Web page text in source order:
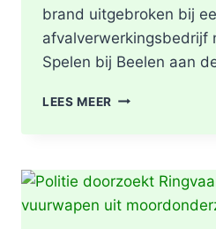
brand uitgebroken bij
afvalverwerkingsbedrijf
Spelen bij Beelen aan
LEES MEER GRIP2
BRAND
|
BRAND